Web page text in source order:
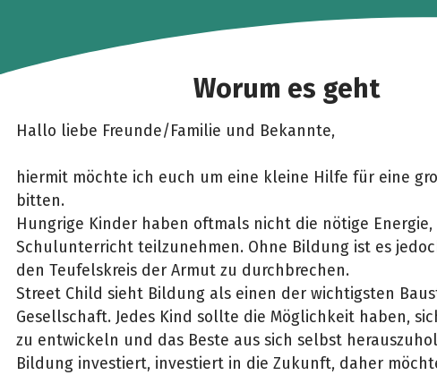
Worum es geht
Hallo liebe Freunde/Familie und Bekannte,
hiermit möchte ich euch um eine kleine Hilfe für eine
bitten.
Hungrige Kinder haben oftmals nicht die nötige Energie,
Schulunterricht teilzunehmen. Ohne Bildung ist es
den Teufelskreis der Armut zu durchbrechen.
Street Child sieht Bildung als einen der wichtigsten
Gesellschaft. Jedes Kind sollte die Möglichkeit haben,
zu entwickeln und das Beste aus sich selbst
Bildung investiert, investiert in die Zukunft, daher